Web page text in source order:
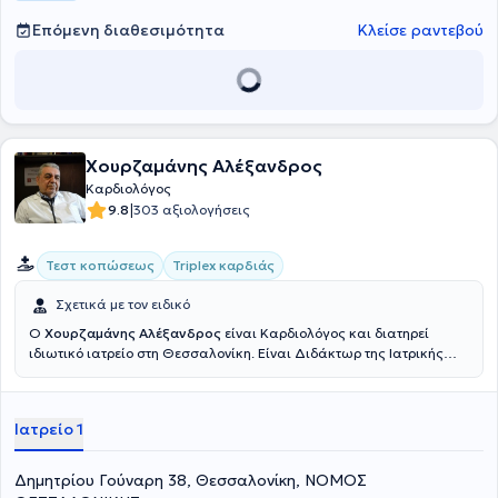
"Ιπποκράτειο" και συνεργάζεται με το Ιατρικό Διαβαλκανικό
Κέντρο, ενώ μία φορά την εβδομάδα κάνει ιατρείο στον Πολύγυρο
Επόμενη διαθεσιμότητα Κλείσε ραντεβού
Χουρζαμάνης Αλέξανδρος
Καρδιολόγος
9.8|303 αξιολογήσεις
Τεστ κοπώσεως Triplex καρδιάς
Σχετικά με τον ειδικό
Ο Χουρζαμάνης Αλέξανδρος είναι Καρδιολόγος και διατηρεί
ιδιωτικό ιατρείο στη Θεσσαλονίκη. Είναι Διδάκτωρ της Ιατρικής
διαθέτει και πτυχίο Ιατρικής. Ειδικεύτηκε στην Καρδιολογία και τη
στο Middlesex University του Λονδίνου. Έχει διατελέσει
Επιστημονικός συνεργάτης στο εργαστήριο Υπερηχοκαρδιογραφίας
στην Α’ Πανεπιστημιακή Πνευμονολογική Κλινική του Αριστοτελείου
Πανεπιστημίου Θεσσαλονίκης και Επιμελητής Α’ στο ΕΣΥ. Στο
Ιατρείο 1
Δημητρίου Γούναρη 38, Θεσσαλονίκη, ΝΟΜΟΣ